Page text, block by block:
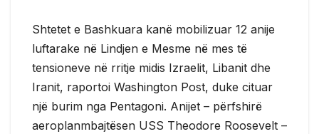
Shtetet e Bashkuara kanë mobilizuar 12 anije
luftarake në Lindjen e Mesme në mes të
tensioneve në rritje midis Izraelit, Libanit dhe
Iranit, raportoi Washington Post, duke cituar
një burim nga Pentagoni. Anijet – përfshirë
aeroplanmbajtësen USS Theodore Roosevelt –